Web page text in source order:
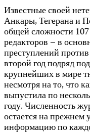
Известные своей
Анкары, Тегерана и
общей сложности
редакторов – в
преступлений
второй год подряд
крупнейших в мире
несмотря на то, что
выпустила по
году. Численность
остается на прежнем
информацию по